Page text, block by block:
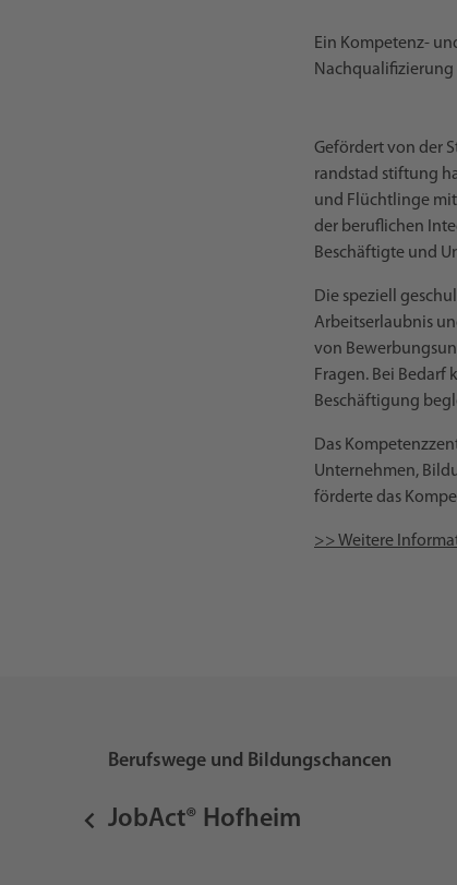
Ein Kompetenz-
Nachqualifizierung
Gefördert von der
randstad stiftung
und Flüchtlinge
der beruflichen
Beschäftigte und
Die speziell
Arbeitserlaubnis
von
Fragen. Bei
Beschäftigung
Das
Unternehmen,
förderte das
>> Weitere
Berufswege und Bildungschancen
JobAct® Hofheim